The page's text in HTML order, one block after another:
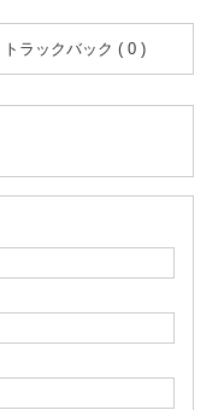
トラックバック ( 0 )